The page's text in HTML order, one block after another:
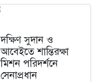
দক্ষিণ সুদান ও
আবেইতে শান্তিরক্ষা
মিশন পরিদর্শনে
সেনাপ্রধান